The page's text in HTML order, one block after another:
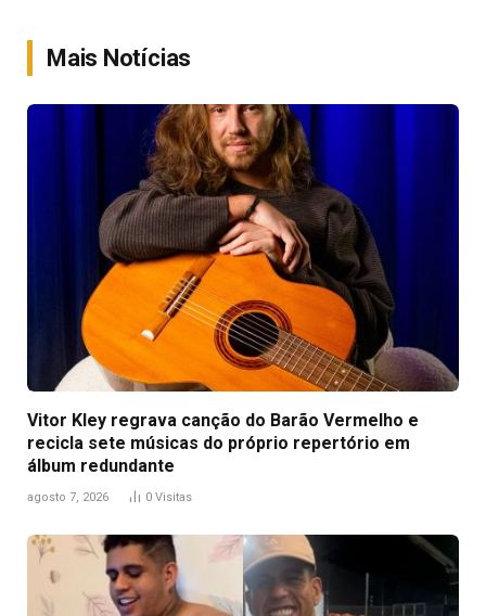
Mais Notícias
Vitor Kley regrava canção do Barão Vermelho e
recicla sete músicas do próprio repertório em
álbum redundante
agosto 7, 2026 0 Visitas